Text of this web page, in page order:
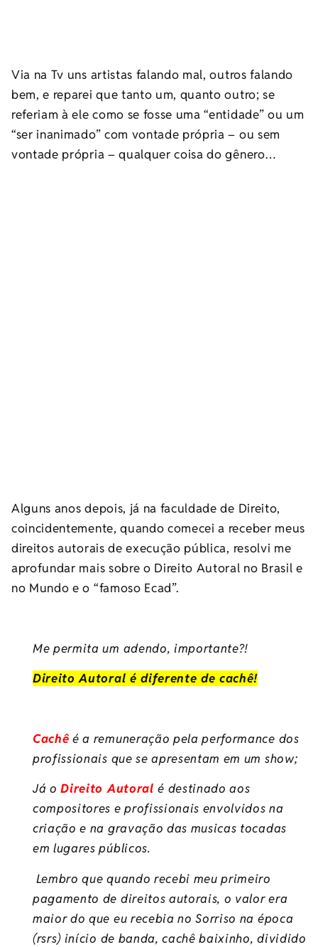
Via na Tv uns artistas falando mal, outros falando
bem, e reparei que tanto um, quanto outro; se
referiam à ele como se fosse uma “entidade” ou um
“ser inanimado” com vontade própria – ou sem
vontade própria – qualquer coisa do gênero…
Alguns anos depois, já na faculdade de Direito,
coincidentemente, quando comecei a receber meus
direitos autorais de execução pública, resolvi me
aprofundar mais sobre o Direito Autoral no Brasil e
no Mundo e o “famoso Ecad”.
Me permita um adendo, importante?!
Direito Autoral é diferente de cachê!
Cachê é a remuneração pela performance dos
profissionais que se apresentam em um show;
Já oDireito Autoral é destinado aos
compositores e profissionais envolvidos na
criação e na gravação das musicas tocadas
em lugares públicos.
Lembro que quando recebi meu primeiro
pagamento de direitos autorais, o valor era
maior do que eu recebia no Sorriso na época
(rsrs) início de banda, cachê baixinho, dividido